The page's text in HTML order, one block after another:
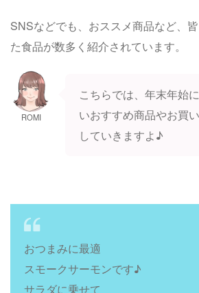
SNSなどでも、おススメ商品など、
た食品が数多く紹介されています。
ROMI
こちらでは、年末年始
いおすすめ商品やお買
していきますよ♪
おつまみに最適
スモークサーモンです♪
サラダに乗せて